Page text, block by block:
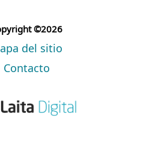
©2026
del sitio
Contacto